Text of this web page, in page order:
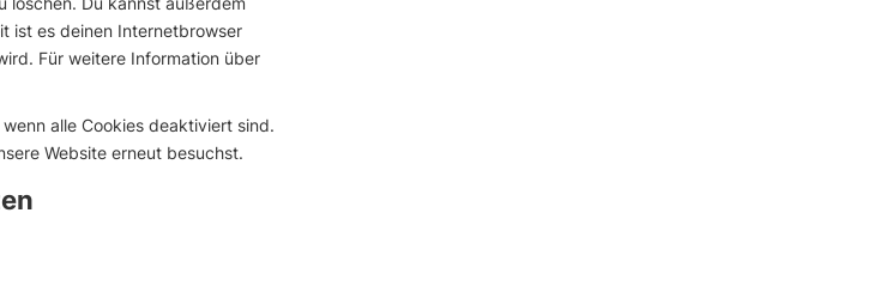
ist es deinen Internetbrowser
Für weitere Information über
alle Cookies deaktiviert sind.
Website erneut besuchst.